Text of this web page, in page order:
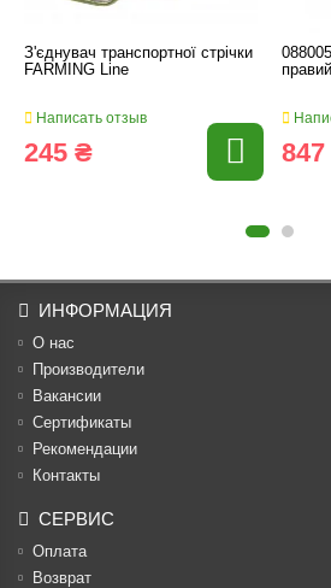
З'єднувач транспортної стрічки
FARMING Line
Написать отзыв
245 ₴
ИНФОРМАЦИЯ
О нас
Производители
Вакансии
Cертификаты
Рекомендации
Контакты
СЕРВИС
Оплата
Возврат